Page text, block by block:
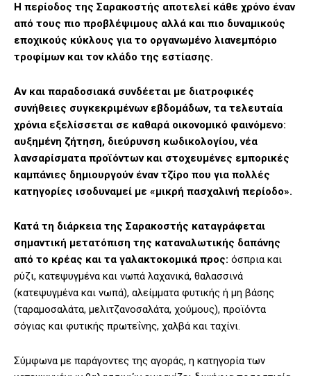
Η περίοδος της Σαρακοστής αποτελεί κάθε χρόνο έναν
από τους πιο προβλέψιμους αλλά και πιο δυναμικούς
εποχικούς κύκλους για το οργανωμένο λιανεμπόριο
τροφίμων και τον κλάδο της εστίασης.
Αν και παραδοσιακά συνδέεται με διατροφικές
συνήθειες συγκεκριμένων εβδομάδων, τα τελευταία
χρόνια εξελίσσεται σε καθαρά οικονομικό φαινόμενο:
αυξημένη ζήτηση, διεύρυνση κωδικολογίου, νέα
λανσαρίσματα προϊόντων και στοχευμένες εμπορικές
καμπάνιες δημιουργούν έναν τζίρο που για πολλές
κατηγορίες ισοδυναμεί με «μικρή πασχαλινή περίοδο».
Κατά τη διάρκεια της Σαρακοστής καταγράφεται
σημαντική μετατόπιση της καταναλωτικής δαπάνης
από το κρέας και τα γαλακτοκομικά προς: όσπρια και
ρύζι, κατεψυγμένα και νωπά λαχανικά, θαλασσινά
(κατεψυγμένα και νωπά), αλείμματα φυτικής ή μη βάσης
(ταραμοσαλάτα, μελιτζανοσαλάτα, χούμους), προϊόντα
σόγιας και φυτικής πρωτεΐνης, χαλβά και ταχίνι.
Σύμφωνα με παράγοντες της αγοράς, η κατηγορία των